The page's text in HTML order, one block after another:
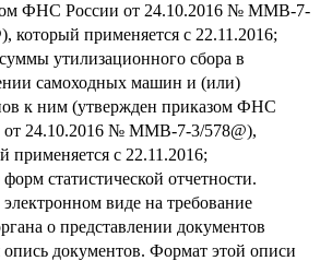
ФНС России от 24.10.2016 № ММВ-7-
который применяется с 22.11.2016;
утилизационного сбора в
самоходных машин и (или)
к ним (утвержден приказом ФНС
от 24.10.2016 № ММВ-7-3/578@),
применяется с 22.11.2016;
статистической отчетности.
виде на требование
о представлении документов
опись документов. Формат этой описи